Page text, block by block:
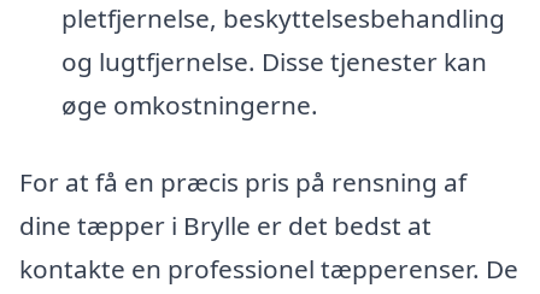
pletfjernelse, beskyttelsesbehandling
og lugtfjernelse. Disse tjenester kan
øge omkostningerne.
For at få en præcis pris på rensning af
dine tæpper i Brylle er det bedst at
kontakte en professionel tæpperenser. De